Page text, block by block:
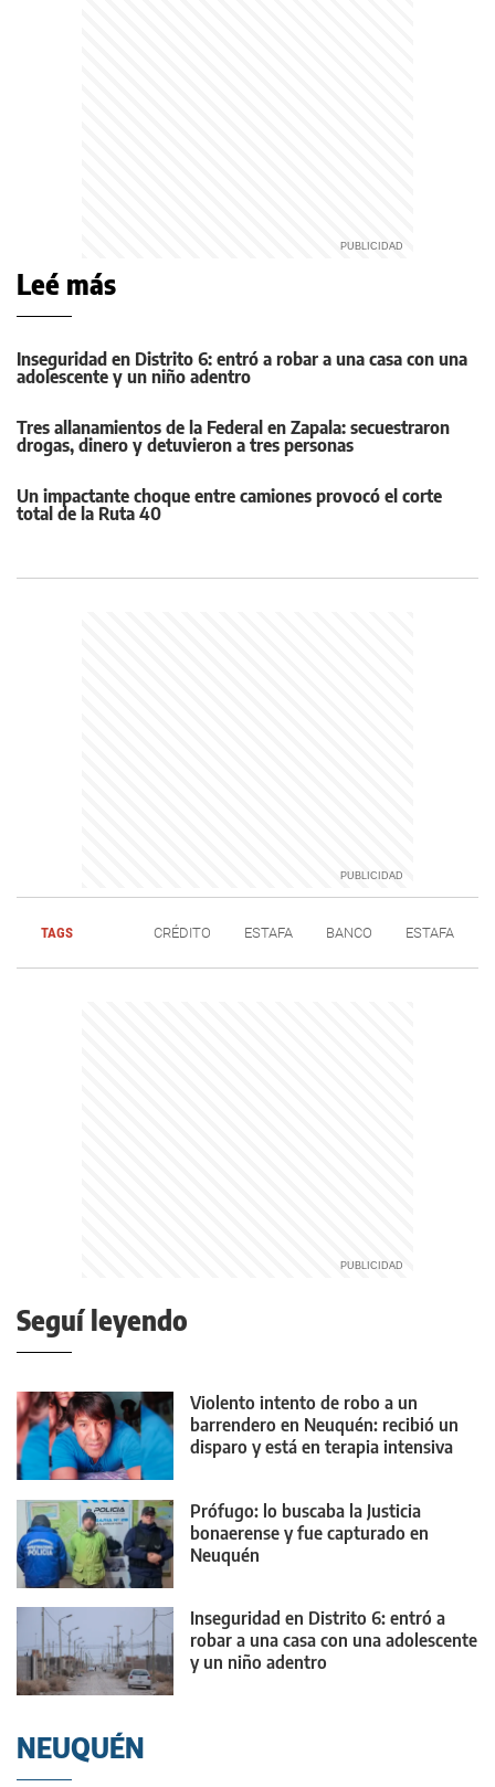
Leé más
Inseguridad en Distrito 6: entró a robar a una casa con una
adolescente y un niño adentro
Tres allanamientos de la Federal en Zapala: secuestraron
drogas, dinero y detuvieron a tres personas
Un impactante choque entre camiones provocó el corte
total de la Ruta 40
TAGS CRÉDITO ESTAFA BANCO ESTAFA
Seguí leyendo
Violento intento de robo a un
barrendero en Neuquén: recibió un
disparo y está en terapia intensiva
Prófugo: lo buscaba la Justicia
bonaerense y fue capturado en
Neuquén
Inseguridad en Distrito 6: entró a
robar a una casa con una adolescente
y un niño adentro
NEUQUÉN